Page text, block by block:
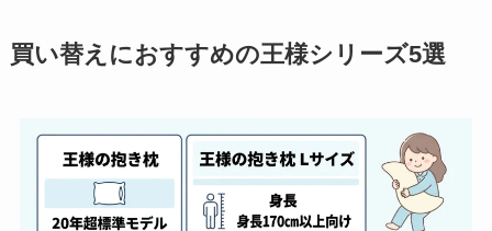
買い替えにおすすめの王様シリーズ5選